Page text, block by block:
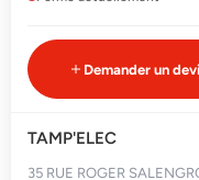
Demander un
TAMP'ELEC
35 RUE ROGER